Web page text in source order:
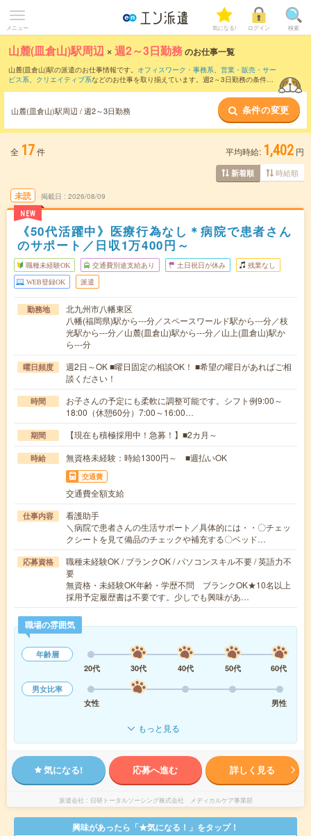
メニュー 気になる! ログイン 検索
山麓(皿倉山)駅周辺 ×週2～3日勤務のお仕事一覧
山麓(皿倉山)駅の派遣のお仕事情報です。 オフィスワーク・事務系、 営業・販売・サー
ビス系、 クリエイティブ系などのお仕事を取り揃えています。週2～3日勤務の条件の
山麓(皿倉山)駅周辺 / 週2～3日勤務 条件の変更
全 17件 平均時給: 1,402 円
新着順 時給順
未読
NEW
掲載日 2026/08/09
《50代活躍中》医療行為なし＊病院で患者さん
のサポート／日収1万400円～
職種未経験OK 交通費別途支給あり 土日祝日が休み 残業なし
WEB登録OK 派遣
勤務地
北九州市八幡東区
八幡(福岡県)駅から---分／スペースワールド駅から---分／枝
光駅から---分／山麓(皿倉山)駅から---分／山上(皿倉山)駅か
ら---分
曜日頻度
週2日～OK ■曜日固定の相談OK！ ■希望の曜日があればご相
談ください！
時間
お子さんの予定にも柔軟に調整可能です。シフト例9:00～
18:00（休憩60分）7:00～16:00…
期間 【現在も積極採用中！急募！】■2カ月～
時給 無資格未経験：時給1300円～ ■週払いOK
交通費
交通費全額支給
仕事内容
看護助手
＼病院で患者さんの生活サポート／具体的には・・〇チェッ
クシートを見て備品のチェックや補充する〇ベッド…
応募資格
職種未経験OK / ブランクOK / パソコンスキル不要 / 英語力不
要
無資格・未経験OK年齢・学歴不問 ブランクOK★10名以上
採用予定履歴書は不要です。少しでも興味があ…
職場の雰囲気
年齢層
20代
30代 40代 50代
60代
男女比率
女性
男性
もっと見る
気になる! 応募へ進む 詳しく見る
派遣会社 日研トータルソーシング株式会社 メディカルケア事業部
興味があったら「★気になる！」をタップ！